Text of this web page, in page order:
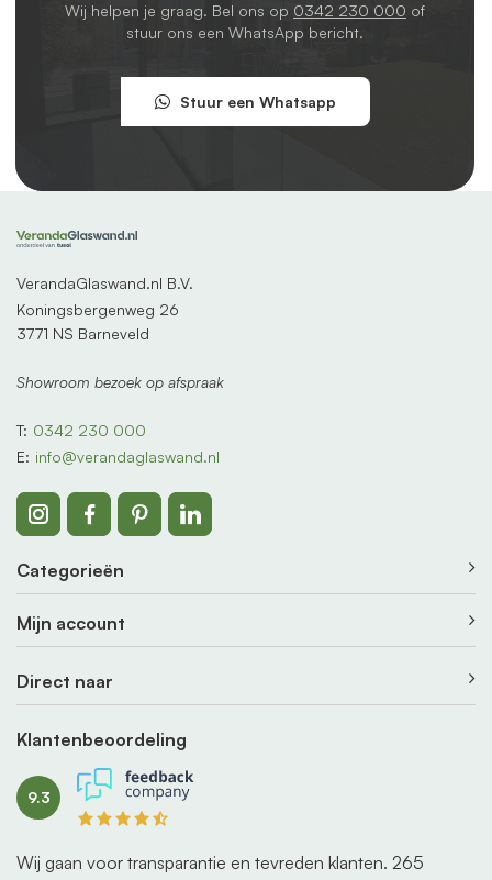
Wij helpen je graag. Bel ons op 0342 230 000 of
stuur ons een WhatsApp bericht.
Stuur een Whatsapp
VerandaGlaswand.nl B.V.
Koningsbergenweg 26
3771 NS Barneveld
Showroom bezoek op afspraak
T: 0342 230 000
E: info@verandaglaswand.nl
Categorieën
Mijn account
Direct naar
Klantenbeoordeling
9.3
Wij gaan voor transparantie en tevreden klanten. 265